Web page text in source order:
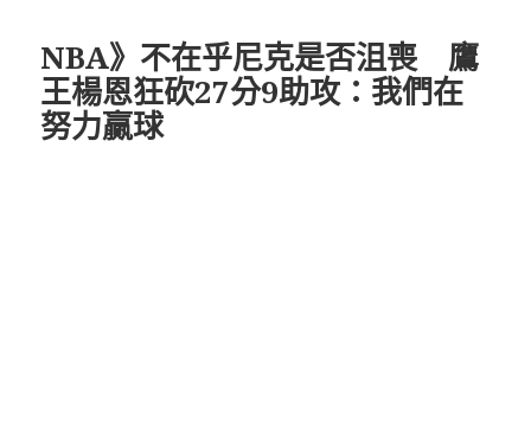
NBA》不在乎尼克是否沮喪 鷹
王楊恩狂砍27分9助攻：我們在
努力贏球